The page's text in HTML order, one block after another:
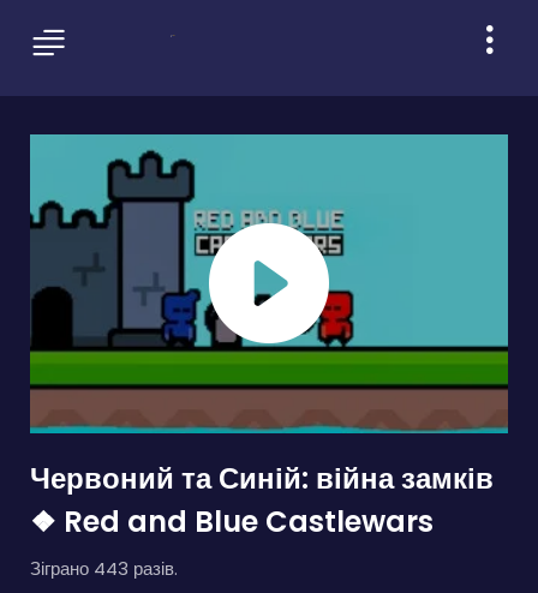
Червоний та Синій: війна замків
❖ Red and Blue Castlewars
Зіграно 443 разів.